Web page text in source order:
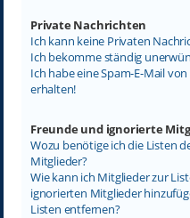
Private Nachrichten
Ich kann keine Privaten
Ich bekomme ständig
Ich habe eine Spam-E-Mail
erhalten!
Freunde und ignorierte
Wozu benötige ich die Listen
Mitglieder?
Wie kann ich Mitglieder zur
ignorierten Mitglieder
Listen entfernen?